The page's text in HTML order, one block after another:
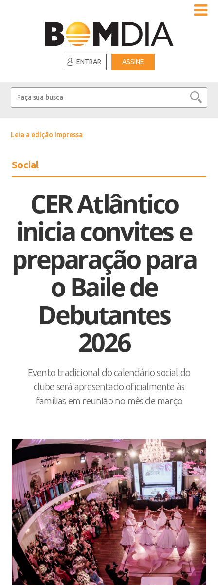
ENTRAR ASSINE
Leia a edição impressa
Social
CER Atlântico
inicia convites e
preparação para
o Baile de
Debutantes
2026
Evento tradicional do calendário social do
clube será apresentado oficialmente às
famílias em reunião no mês de março